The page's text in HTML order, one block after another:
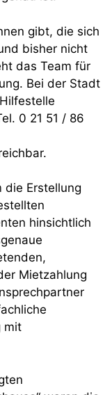
gibt, die sich
bisher nicht
das Team für
Bei der Stadt
0 21 51 / 86
die Erstellung
hinsichtlich
Mietzahlung
mit